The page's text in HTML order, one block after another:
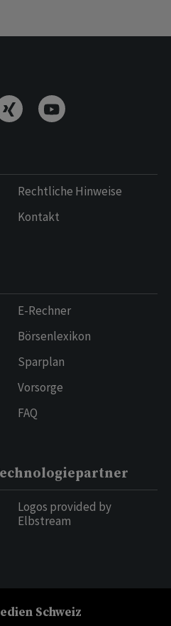
Rechtliche Hinweise
Kontakt
E-Rechner
Börsenlexikon
Sparplan
Vorsorge
FAQ
Logos provided by
Elbstream
Schweiz